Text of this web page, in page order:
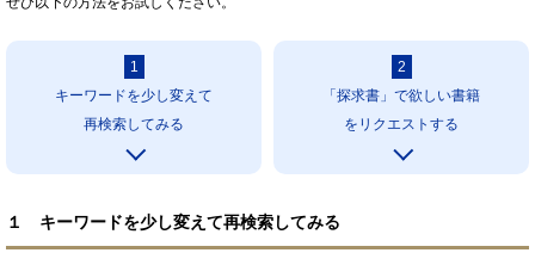
1
キーワードを少し変えて
再検索してみる
2
「探求書」で欲しい書籍
をリクエストする
１ キーワードを少し変えて再検索してみる